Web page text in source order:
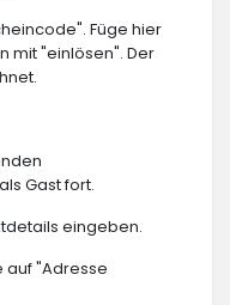
Füge hier
mit "einlösen". Der
Gast fort.
eingeben.
auf "Adresse